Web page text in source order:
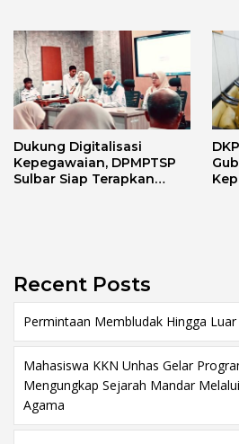
Dukung Digitalisasi
Kepegawaian, DPMPTSP
Sulbar Siap Terapkan
Recent Posts
Permintaan Membludak Hingga Luar
Mahasiswa KKN Unhas Gelar
Mengungkap Sejarah Mandar
Agama